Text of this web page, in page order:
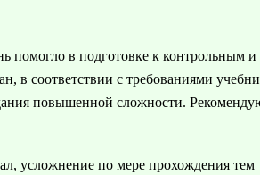
помогло в подготовке к контрольным
в соответствии с требованиями
повышенной сложности.
усложнение по мере прохождения тем